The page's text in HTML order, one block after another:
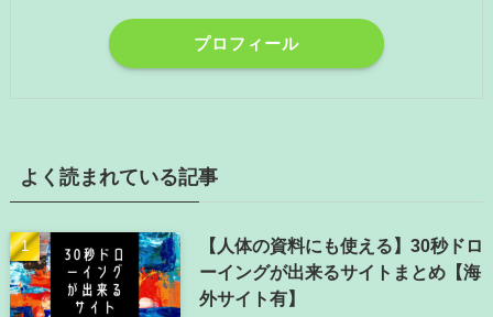
プロフィール
よく読まれている記事
【人体の資料にも使える】30秒ドロ
ーイングが出来るサイトまとめ【海
外サイト有】